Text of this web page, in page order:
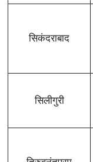
सिकंदराबाद
सिलीगुरी